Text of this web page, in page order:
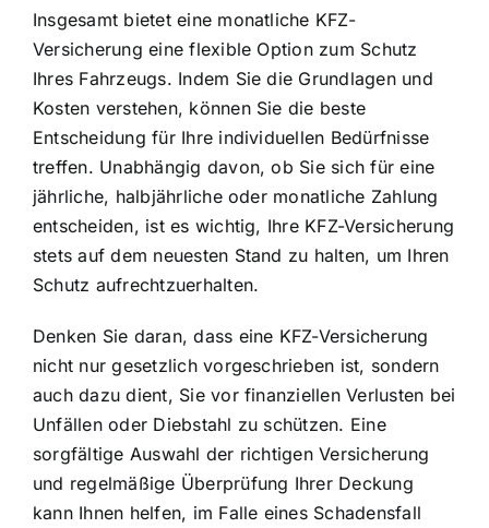
Insgesamt bietet eine monatliche KFZ-
Versicherung eine flexible Option zum Schutz
Ihres Fahrzeugs. Indem Sie die Grundlagen und
Kosten verstehen, können Sie die beste
Entscheidung für Ihre individuellen Bedürfnisse
treffen. Unabhängig davon, ob Sie sich für eine
jährliche, halbjährliche oder monatliche Zahlung
entscheiden, ist es wichtig, Ihre KFZ-Versicherung
stets auf dem neuesten Stand zu halten, um Ihren
Schutz aufrechtzuerhalten.
Denken Sie daran, dass eine KFZ-Versicherung
nicht nur gesetzlich vorgeschrieben ist, sondern
auch dazu dient, Sie vor finanziellen Verlusten bei
Unfällen oder Diebstahl zu schützen. Eine
sorgfältige Auswahl der richtigen Versicherung
und regelmäßige Überprüfung Ihrer Deckung
kann Ihnen helfen, im Falle eines Schadensfall